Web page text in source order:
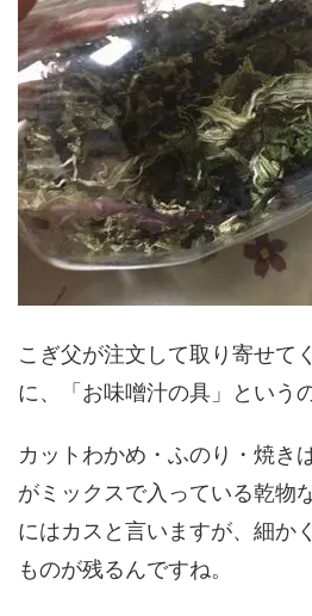
こぎ父が注文して取り寄せて
に、「お味噌汁の具」という
カットわかめ・ふのり・焼き
がミックスで入っている乾物
にはカスと言いますが、細か
ものが残るんですね。